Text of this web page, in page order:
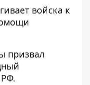
войска к
призвал
РФ.